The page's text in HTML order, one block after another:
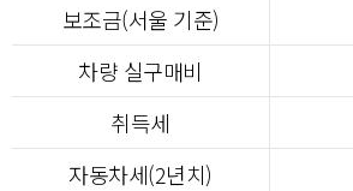
보조금(서울 기준)
차량 실구매비
취득세
자동차세(2년치)